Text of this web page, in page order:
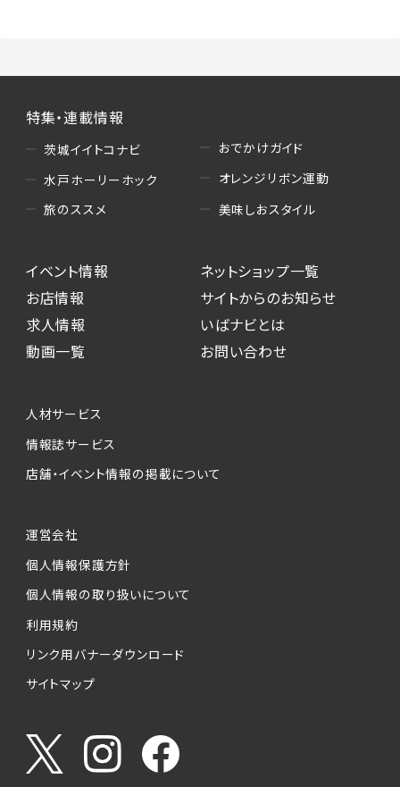
・読者プレゼント、アンケート等、当サービスが実
施するキャンペーンの抽選、当選者への連絡及
び発送 ・ユーザーの趣向や属性情報等の分析
（5）広告主への問い合わせ・応募等への対応
・本サービスを通じて求人広告に応募した際の
選考に関する連絡
・本サービスを通じて店舗への来店予約を登録
した際の内容確認、返答
本サービスが収集する個人情報は、ご本人の意
ービスの実施にあたりそれぞれ必要となる項目
を入力いただかない場合は、各々のサービスを
個人情報の第三者への提供について
当社は、以下の提供先に対して個人情報を提供
します。
(1)お客様が求人応募フォームより個人情報を
送信した事業主（広告主）への提供
お客様が求職活動・応募等を行った企業による
うやりとり・情報提供（採否・合否の検討を含み
ます）
特集・連載情報
茨城イイトコナビ
水戸ホーリーホック
旅のススメ
おでかけガイド
オレンジリボン運動
美味しおスタイル
イベント情報
お店情報
求人情報
動画一覧
ネットショップ一覧
サイトからのお知らせ
いばナビとは
お問い合わせ
人材サービス
情報誌サービス
店舗・イベント情報の掲載について
運営会社
個人情報保護方針
個人情報の取り扱いについて
利用規約
リンク用バナーダウンロード
サイトマップ